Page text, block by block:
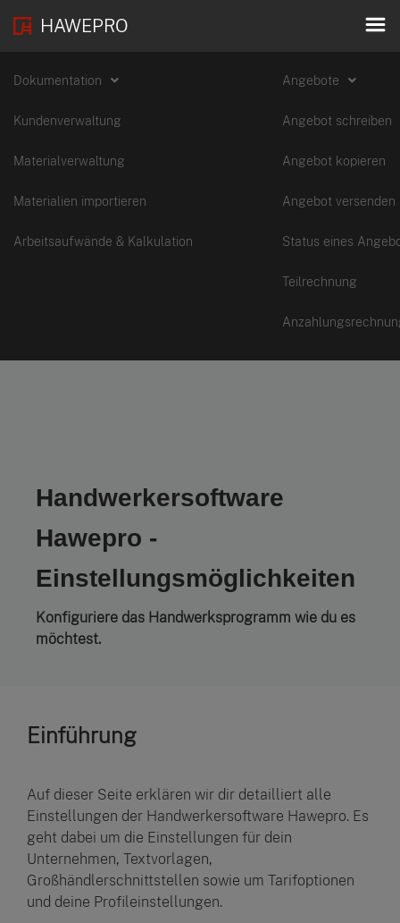
HAWEPRO
Dokumentation
Kundenverwaltung
Materialverwaltung
Materialien importieren
Arbeitsaufwände & Kalkulation
Angebote
Angebot schreiben
Angebot kopieren
Angebot versenden
Status eines
Teilrechnung
Handwerkersoftware
Hawepro -
Einstellungsmöglichkeiten
Konfiguriere das Handwerksprogramm wie du es
möchtest.
Einführung
Auf dieser Seite erklären wir dir detailliert alle
Einstellungen der Handwerkersoftware Hawepro. Es
geht dabei um die Einstellungen für dein
Unternehmen, Textvorlagen,
Großhändlerschnittstellen sowie um Tarifoptionen
und deine Profileinstellungen.